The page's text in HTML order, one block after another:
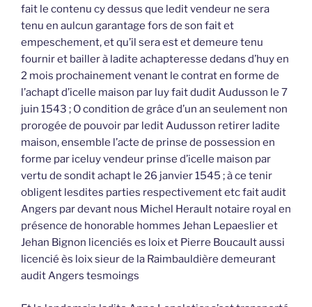
fait le contenu cy dessus que ledit vendeur ne sera
tenu en aulcun garantage fors de son fait et
empeschement, et qu’il sera est et demeure tenu
fournir et bailler à ladite achapteresse dedans d’huy en
2 mois prochainement venant le contrat en forme de
l’achapt d’icelle maison par luy fait dudit Audusson le 7
juin 1543 ; O condition de grâce d’un an seulement non
prorogée de pouvoir par ledit Audusson retirer ladite
maison, ensemble l’acte de prinse de possession en
forme par iceluy vendeur prinse d’icelle maison par
vertu de sondit achapt le 26 janvier 1545 ; à ce tenir
obligent lesdites parties respectivement etc fait audit
Angers par devant nous Michel Herault notaire royal en
présence de honorable hommes Jehan Lepaeslier et
Jehan Bignon licenciés es loix et Pierre Boucault aussi
licencié ès loix sieur de la Raimbauldière demeurant
audit Angers tesmoings